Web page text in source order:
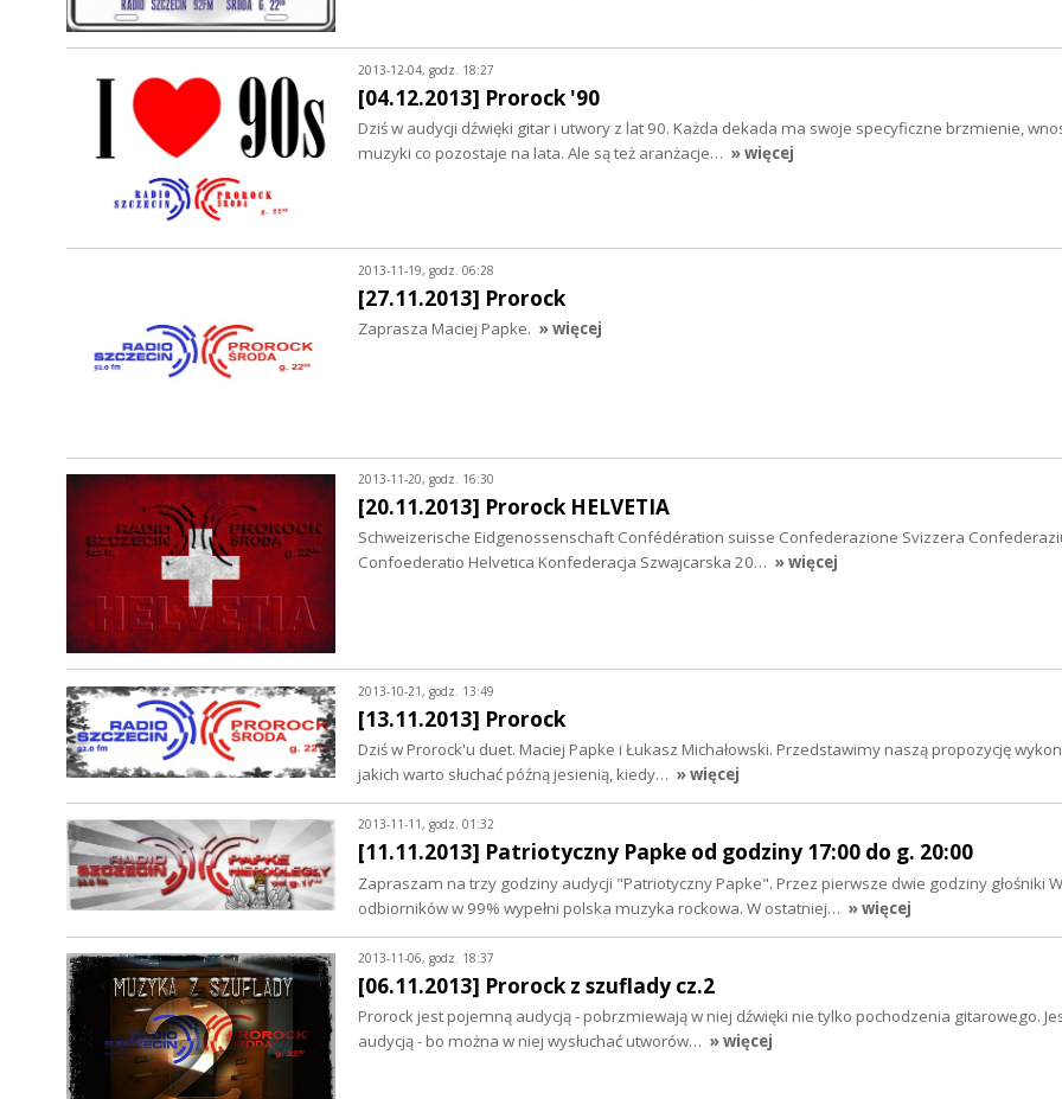
2013-12-04, godz. 18:27
[04.12.2013] Prorock '90
Dziś w audycji dźwięki gitar i utwory z lat 90. Każda dekada ma swoje specyficzne brzmienie,
muzyki co pozostaje na lata. Ale są też aranżacje… » więcej
2013-11-19, godz. 06:28
[27.11.2013] Prorock
Zaprasza Maciej Papke. » więcej
2013-11-20, godz. 16:30
[20.11.2013] Prorock HELVETIA
Schweizerische Eidgenossenschaft Confédération suisse Confederazione Svizzera
Confoederatio Helvetica Konfederacja Szwajcarska 20… » więcej
2013-10-21, godz. 13:49
[13.11.2013] Prorock
Dziś w Prorock'u duet. Maciej Papke i Łukasz Michałowski. Przedstawimy naszą propozycję
jakich warto słuchać późną jesienią, kiedy… » więcej
2013-11-11, godz. 01:32
[11.11.2013] Patriotyczny Papke od godziny 17:00 do g. 20:00
Zapraszam na trzy godziny audycji "Patriotyczny Papke". Przez pierwsze dwie godziny głośniki
odbiorników w 99% wypełni polska muzyka rockowa. W ostatniej… » więcej
2013-11-06, godz. 18:37
[06.11.2013] Prorock z szuflady cz.2
Prorock jest pojemną audycją - pobrzmiewają w niej dźwięki nie tylko pochodzenia gitarowego.
audycją - bo można w niej wysłuchać utworów… » więcej